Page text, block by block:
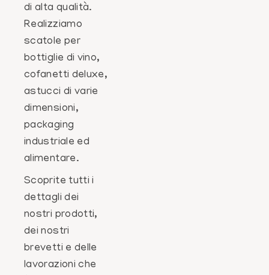
di alta qualità.
Realizziamo
scatole per
bottiglie di vino,
cofanetti deluxe,
astucci di varie
dimensioni,
packaging
industriale ed
alimentare.
Scoprite tutti i
dettagli dei
nostri prodotti,
dei nostri
brevetti e delle
lavorazioni che